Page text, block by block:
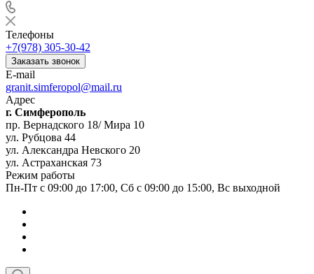
Телефоны
+7(978) 305-30-42
Заказать звонок
E-mail
granit.simferopol@mail.ru
Адрес
г. Симферополь
пр. Вернадского 18/ Мира 10
ул. Рубцова 44
ул. Александра Невского 20
ул. Астраханская 73
Режим работы
Пн-Пт с 09:00 до 17:00, Сб с 09:00 до 15:00, Вс выходной